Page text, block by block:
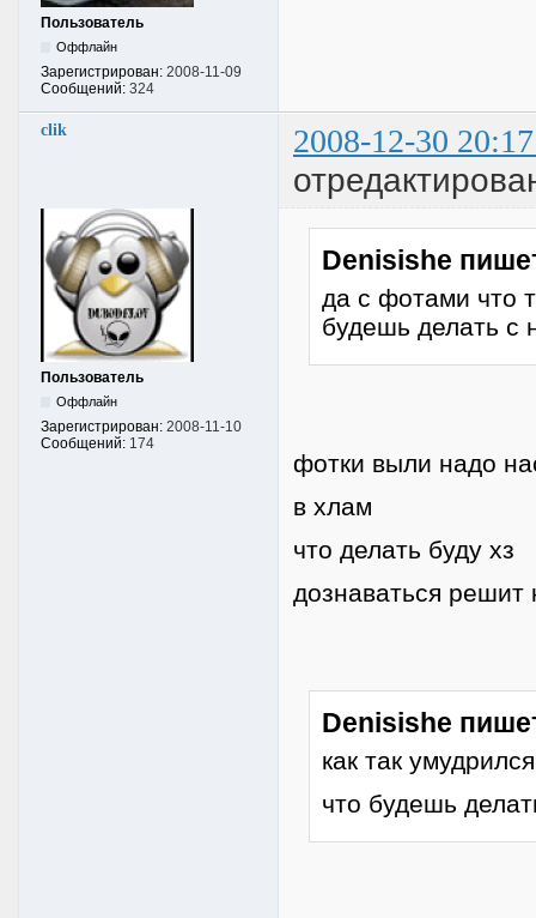
Пользователь
Оффлайн
Зарегистрирован: 2008-11-09
Сообщений: 324
clik 2008-12-30
Пользователь
Оффлайн
Зарегистрирован: 2008-11-10
Сообщений: 174
Denisishe
да с фотами что
будешь делать с
фотки выли надо
в хлам
что делать буду хз
дознаваться решит
Denisishe
как так
что будешь